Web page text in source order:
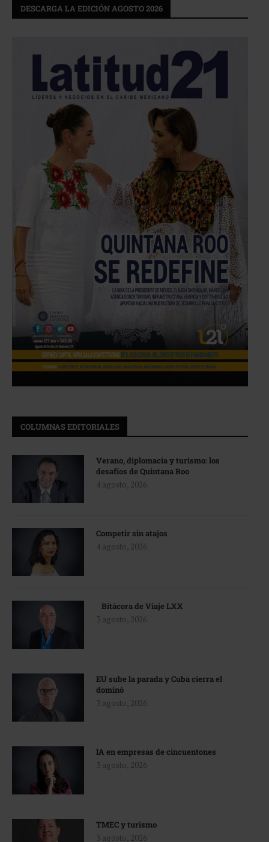
DESCARGA LA EDICIÓN AGOSTO 2026
COLUMNAS EDITORIALES
Verano, diplomacia y turismo: los
desafíos de Quintana Roo
4 agosto, 2026
Competir sin atajos
4 agosto, 2026
Bitácora de Viaje LXX
3 agosto, 2026
EU sube la parada y Cuba cierra el
dominó
3 agosto, 2026
IA en empresas de cincuentones
3 agosto, 2026
TMEC y turismo
3 agosto, 2026